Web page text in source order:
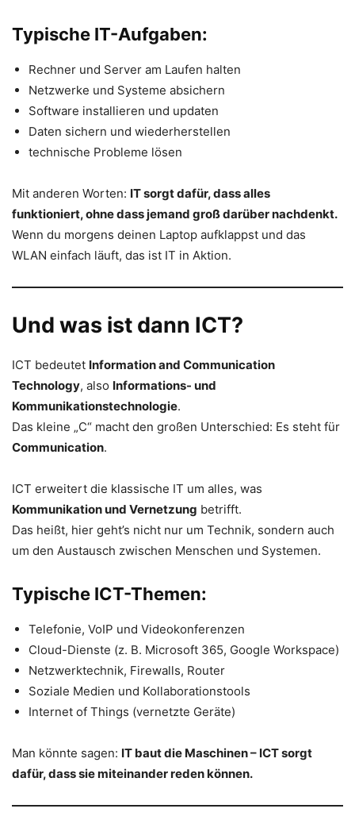
Typische IT-Aufgaben:
Rechner und Server am Laufen halten
Netzwerke und Systeme absichern
Software installieren und updaten
Daten sichern und wiederherstellen
technische Probleme lösen
Mit anderen Worten: IT sorgt dafür, dass alles
funktioniert, ohne dass jemand groß darüber nachdenkt.
Wenn du morgens deinen Laptop aufklappst und das
WLAN einfach läuft, das ist IT in Aktion.
Und was ist dann ICT?
ICT bedeutet Information and Communication
Technology, also Informations- und
Kommunikationstechnologie.
Das kleine „C“ macht den großen Unterschied: Es steht für
Communication.
ICT erweitert die klassische IT um alles, was
Kommunikation und Vernetzung betrifft.
Das heißt, hier geht’s nicht nur um Technik, sondern auch
um den Austausch zwischen Menschen und Systemen.
Typische ICT-Themen:
Telefonie, VoIP und Videokonferenzen
Cloud-Dienste (z. B. Microsoft 365, Google Workspace)
Netzwerktechnik, Firewalls, Router
Soziale Medien und Kollaborationstools
Internet of Things (vernetzte Geräte)
Man könnte sagen: IT baut die Maschinen – ICT sorgt
dafür, dass sie miteinander reden können.